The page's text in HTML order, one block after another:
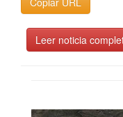
Leer noticia